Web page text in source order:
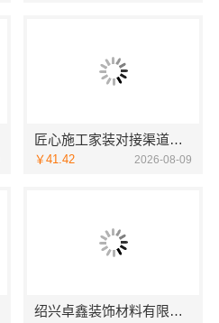
匠心施工家装对接渠道，宁波雅美和居建材科技质量保障
￥41.42 2026-08-09
绍兴卓鑫装饰材料有限公司 上虞区精细化全包质量有保障